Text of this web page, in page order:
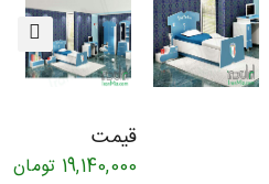
قیمت
19,140,000 تومان